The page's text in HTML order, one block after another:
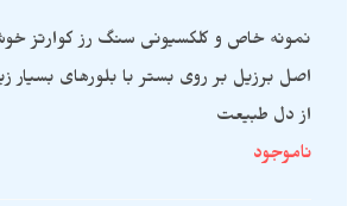
نمونه خاص و کلکسیونی سنگ رز کوارتز
اصل برزیل بر روی بستر با بلورهای بسیار
از دل طبیعت
ناموجود